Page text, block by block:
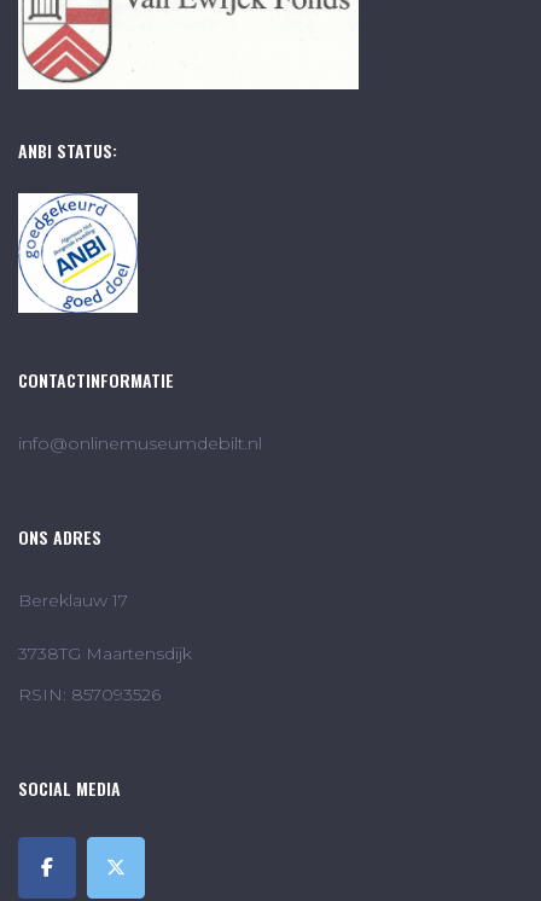
ANBI STATUS:
CONTACTINFORMATIE
info@onlinemuseumdebilt.nl
ONS ADRES
Bereklauw 17
3738TG Maartensdijk
RSIN: 857093526
SOCIAL MEDIA